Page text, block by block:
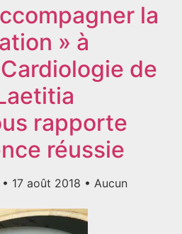
la
» à
de
rapporte
réussie
17 août 2018
Aucun